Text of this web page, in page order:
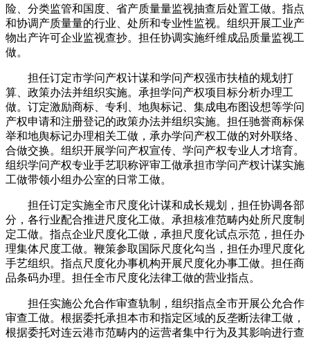
险、分类监管和国度、省产质量量监视抽查后处置工做。指点
和协调产质量量的行业、处所和专业性监视。组织开展工业产
物出产许可企业监视查抄。担任协调实施纤维成品质量监视工
做。
担任订定市学问产权计谋和学问产权强市扶植的规划打
算、政策办法并组织实施。承担学问产权项目标分析办理工
做。订定激励商标、专利、地舆标记、集成电布图设想等学问
产权申请和注册登记的政策办法并组织实施。担任驰誉商标保
举和地舆标记办理相关工做，承办学问产权工做的对外联络、
合做交换。组织开展学问产权宣传、学问产权专业人才培育。
组织学问产权专业手艺职称评审工做承担市学问产杈计谋实施
工做带领小组办公室的日常工做。
担任订定实施全市尺度化计谋和成长规划，担任协调各部
分，各行业配合推进尺度化工做。承担核准范畴内处所尺度制
定工做。指点企业尺度化工做，承担尺度化试点示范，担任办
理集体尺度工做。鞭策参取国际尺度化勾当，担任办理尺度化
手艺组织。指点尺度化办事机构开展尺度化办事工做。担任商
品条码办理。担任全市尺度化法律工做的营业指点。
担任实施公允合作审查轨制，组织指点全市开展公允合作
审查工做。根据委托承担本市和指定区域的反垄断法律工做，
根据委托对连云港市范畴内的运营者集中行为及其影响进行查